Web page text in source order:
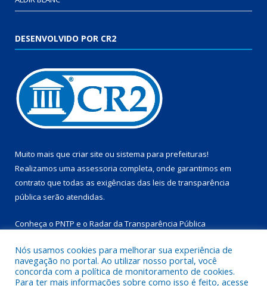
DESENVOLVIDO POR CR2
Muito mais que criar site ou sistema para prefeituras!
Realizamos uma assessoria completa, onde garantimos em
contrato que todas as exigências das leis de transparência
pública serão atendidas.
Conheça o PNTP e o Radar da Transparência Pública
Nós usamos cookies para melhorar sua experiência de
navegação no portal. Ao utilizar nosso portal, você
concorda com a política de monitoramento de cookies.
Para ter mais informações sobre como isso é feito, acesse